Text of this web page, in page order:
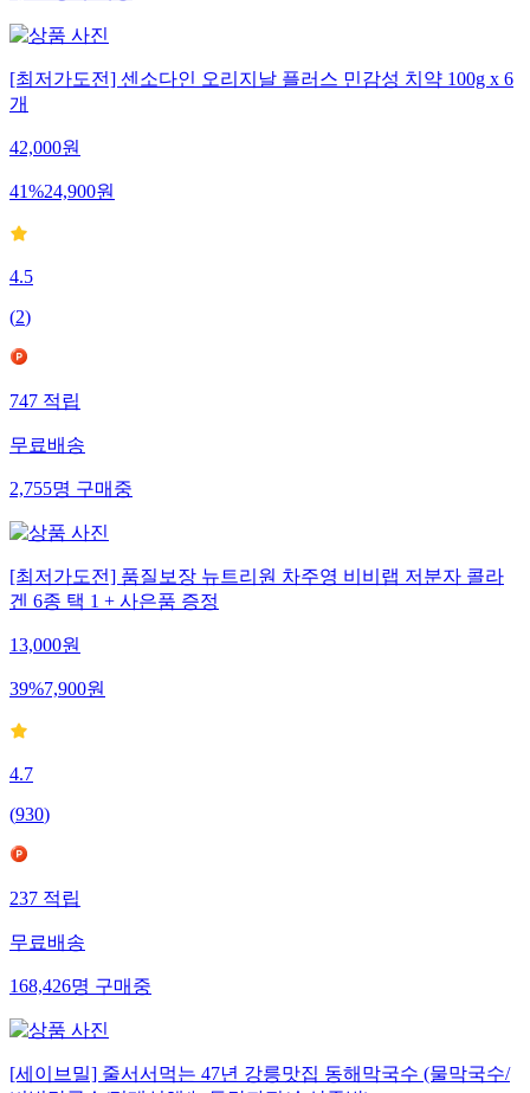
[최저가도전] 센소다인 오리지날 플러스 민감성 치약 100g x 6
개
42,000원
41%24,900원
4.5
(2)
747적립
무료배송
2,755명구매중
[최저가도전] 품질보장 뉴트리원 차주영 비비랩 저분자 콜라
겐 6종 택 1 + 사은품 증정
13,000원
39%7,900원
4.7
(930)
237적립
무료배송
168,426명구매중
[세이브밀] 줄서서먹는 47년 강릉맛집 동해막국수 (물막국수/